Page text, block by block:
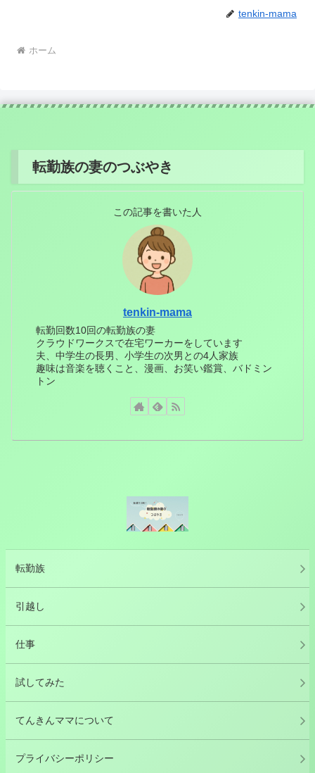
tenkin-mama
ホーム
転勤族の妻のつぶやき
この記事を書いた人
tenkin-mama
転勤回数10回の転勤族の妻
クラウドワークスで在宅ワーカーをしています
夫、中学生の長男、小学生の次男との4人家族
趣味は音楽を聴くこと、漫画、お笑い鑑賞、バドミン
トン
転勤族
引越し
仕事
試してみた
てんきんママについて
プライバシーポリシー